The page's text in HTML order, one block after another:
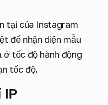
tại của Instagram
để nhận diện mẫu
ở tốc độ hành động
tốc độ.
IP